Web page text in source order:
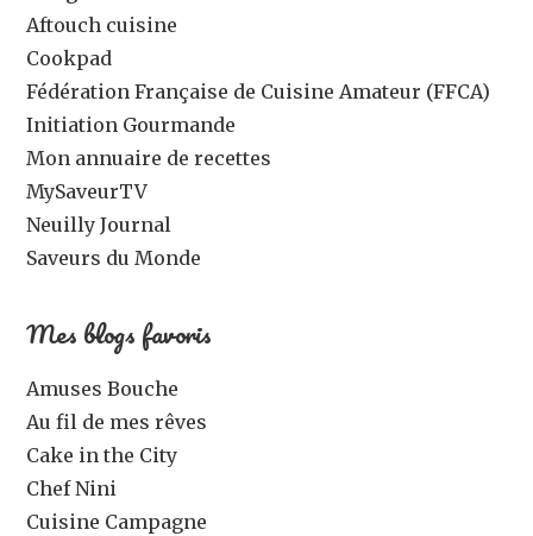
Aftouch cuisine
Cookpad
Fédération Française de Cuisine Amateur (FFCA)
Initiation Gourmande
Mon annuaire de recettes
MySaveurTV
Neuilly Journal
Saveurs du Monde
Mes blogs favoris
Amuses Bouche
Au fil de mes rêves
Cake in the City
Chef Nini
Cuisine Campagne